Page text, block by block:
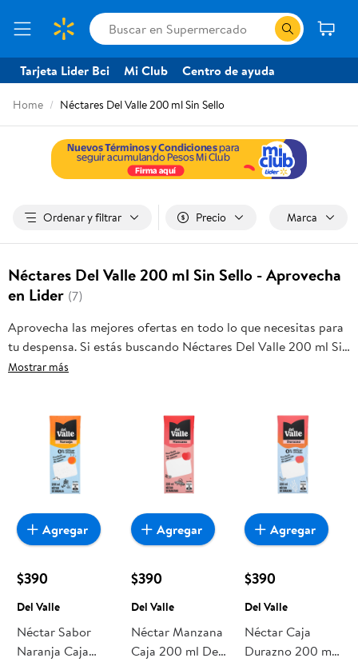
Tarjeta Lider Bci Mi Club Centro de ayuda
Home Néctares Del Valle 200 ml Sin Sello
Ordenar y filtrar Precio Marca
Néctares Del Valle 200 ml Sin Sello - Aprovecha
en Lider (7)
Aprovecha las mejores ofertas en todo lo que necesitas para
tu despensa. Si estás buscando Néctares Del Valle 200 ml Sin
Sello, frutas frescas, carnes, pan o productos para el hogar,
oportunidad sea realmente conveniente para ti y tu familia.
Mostrar más
$390
Del Valle
Néctar Sabor
Naranja Caja
Agregar
$390
Del Valle
Néctar Manzana
Caja 200 ml Del
Agregar
$390
Del Valle
Néctar Caja
Durazno 200 ml
Agregar